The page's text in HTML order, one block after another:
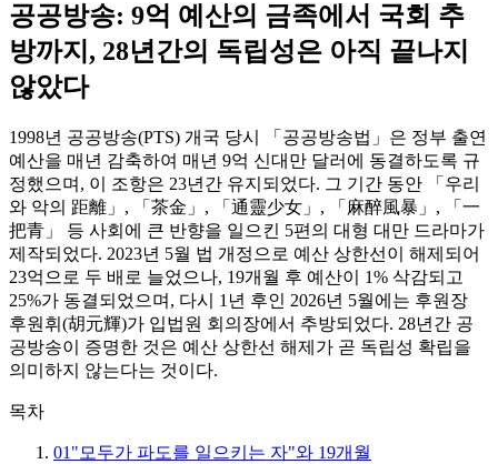
공공방송: 9억 예산의 금족에서 국회 추
방까지, 28년간의 독립성은 아직 끝나지
않았다
1998년 공공방송(PTS) 개국 당시 「공공방송법」은 정부 출연
예산을 매년 감축하여 매년 9억 신대만 달러에 동결하도록 규
정했으며, 이 조항은 23년간 유지되었다. 그 기간 동안 「우리
와 악의 距離」, 「茶金」, 「通靈少女」, 「麻醉風暴」, 「一
把青」 등 사회에 큰 반향을 일으킨 5편의 대형 대만 드라마가
제작되었다. 2023년 5월 법 개정으로 예산 상한선이 해제되어
23억으로 두 배로 늘었으나, 19개월 후 예산이 1% 삭감되고
25%가 동결되었으며, 다시 1년 후인 2026년 5월에는 후원장
후원휘(胡元輝)가 입법원 회의장에서 추방되었다. 28년간 공
공방송이 증명한 것은 예산 상한선 해제가 곧 독립성 확립을
의미하지 않는다는 것이다.
목차
01 "모두가 파도를 일으키는 자"와 19개월